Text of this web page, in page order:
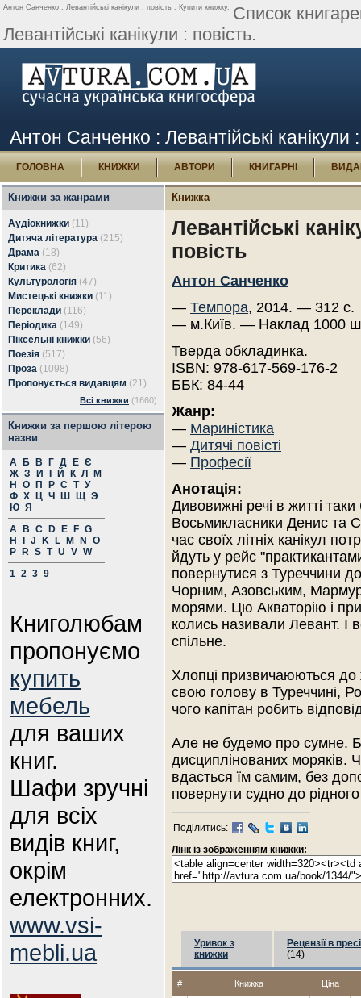
Антон Санченко : Левантійські канікули : повість : Купити книжку. Список
Левантійські канікули : повість.
Антон Санченко : Левантійські канікули
ГОЛОВНА КНИЖКИ АВТОРИ КНИГАРНІ
Книжки за жанрами
Аудіокнижки (11)
Дитяча література (215)
Драма (18)
Критика (62)
Культурологія (47)
Мистецькі книжки (11)
Переклади (116)
Періодика (149)
Піксельні книжки (56)
Поезія (517)
Проза (1098)
Пропонується видавцям (21)
Всі книжки (1660)
Книжки за першою літерою
назви
А Б В Г Д Е Є
Ж З И Й К Л
М
Н
О П Р С Т У
Ф Х Ц Ч Ш Щ Э
Ю Я
A
B C D E F G
H
J K L M N
O
P
R S T U V W
1 2 3 9
Книголюбам
пропонуємо
купить
мебель
для ваших
книг.
Шафи зручні
для всіх
видів книг,
окрім
електронних.
www.vsi-
mebli.ua
Книжка
Левантійські
повість
Антон Санченко
— Темпора, 2014. — 312 с.
— м.Київ. — Наклад 1000
Тверда обкладинка.
ISBN: 978-617-569-176-2
ББК: 84-44
Жанр:
— Мариністика
— Дитячі повісті
— Професії
Анотація:
Дивовижні речі в житті
Восьмикласники Денис та
час своїх літніх канікул
йдуть у рейс
повернутися з Туреччини
Чорним, Азовським,
морями. Цю Акваторію і
колись називали Левант. І
спільне.
Хлопці призвичаюються до
свою голову в Туреччині,
чого капітан робить
Але не будемо про сумне.
дисциплінованих моряків.
вдасться їм самим, без
повернути судно до
Поділитись:
Лінк із зображенням книжки:
Уривок з
книжки
Рецензії в пресі
(14)
# Книжка Ціна